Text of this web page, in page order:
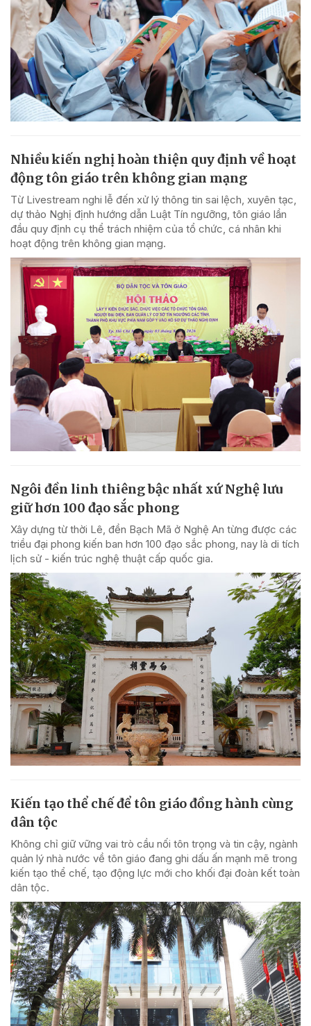
Nhiều kiến nghị hoàn thiện quy định về hoạt
động tôn giáo trên không gian mạng
Từ Livestream nghi lễ đến xử lý thông tin sai lệch, xuyên tạc,
dự thảo Nghị định hướng dẫn Luật Tín ngưỡng, tôn giáo lần
đầu quy định cụ thể trách nhiệm của tổ chức, cá nhân khi
hoạt động trên không gian mạng.
Ngôi đền linh thiêng bậc nhất xứ Nghệ lưu
giữ hơn 100 đạo sắc phong
Xây dựng từ thời Lê, đền Bạch Mã ở Nghệ An từng được các
triều đại phong kiến ban hơn 100 đạo sắc phong, nay là di tích
lịch sử - kiến trúc nghệ thuật cấp quốc gia.
Kiến tạo thể chế để tôn giáo đồng hành cùng
dân tộc
Không chỉ giữ vững vai trò cầu nối tôn trọng và tin cậy, ngành
quản lý nhà nước về tôn giáo đang ghi dấu ấn mạnh mẽ trong
kiến tạo thể chế, tạo động lực mới cho khối đại đoàn kết toàn
dân tộc.